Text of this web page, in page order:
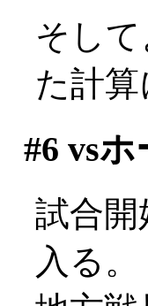
そし
た計算
#6 vsホ
試合開
入る。